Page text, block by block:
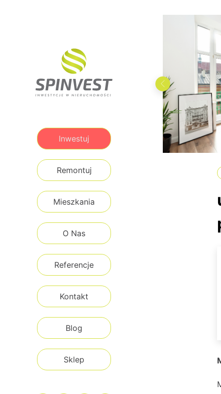
Inwestuj
Remontuj
Mieszkania
O Nas
Referencje
Kontakt
Blog
Sklep